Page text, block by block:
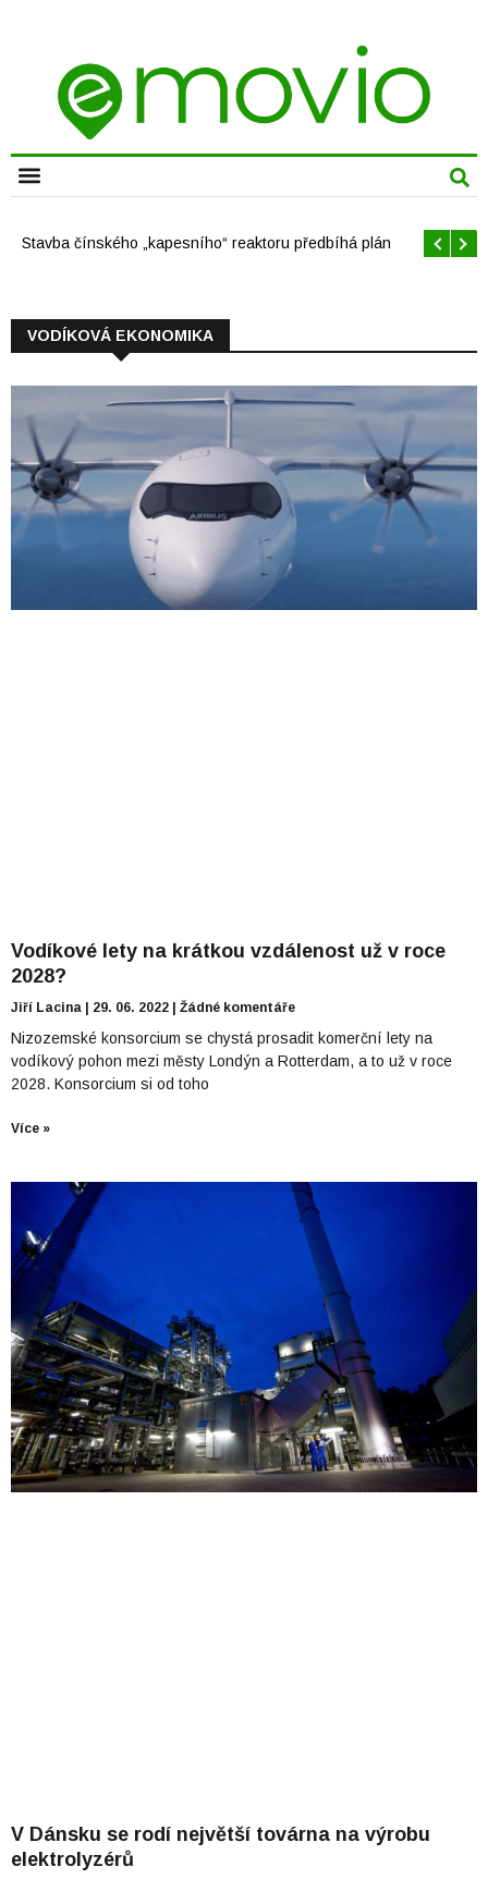
Offshore větrné elektrárny v USA se mají brzy rozrůst
VODÍKOVÁ EKONOMIKA
Vodíkové lety na krátkou vzdálenost už v roce
2028?
Jiří Lacina 29. 06. 2022 Žádné komentáře
Nizozemské konsorcium se chystá prosadit komerční lety na
vodíkový pohon mezi městy Londýn a Rotterdam, a to už v roce
2028. Konsorcium si od toho
Více »
V Dánsku se rodí největší továrna na výrobu
elektrolyzérů